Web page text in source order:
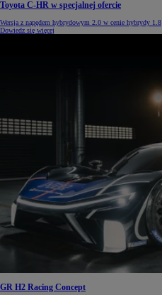
Toyota C-HR w specjalnej ofercie
Wersja z napędem hybrydowym 2.0 w cenie hybrydy 1.8
Dowiedz się więcej
GR H2 Racing Concept